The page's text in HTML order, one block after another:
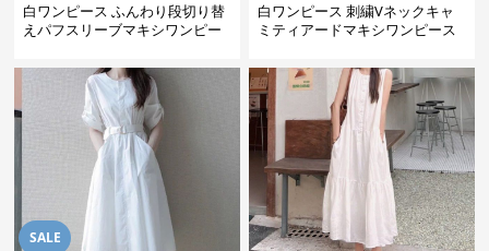
白ワンピース ふんわり段切り替
えパフスリーブマキシワンピー
白ワンピース 刺繍Vネックキャ
ミティアードマキシワンピース
SALE